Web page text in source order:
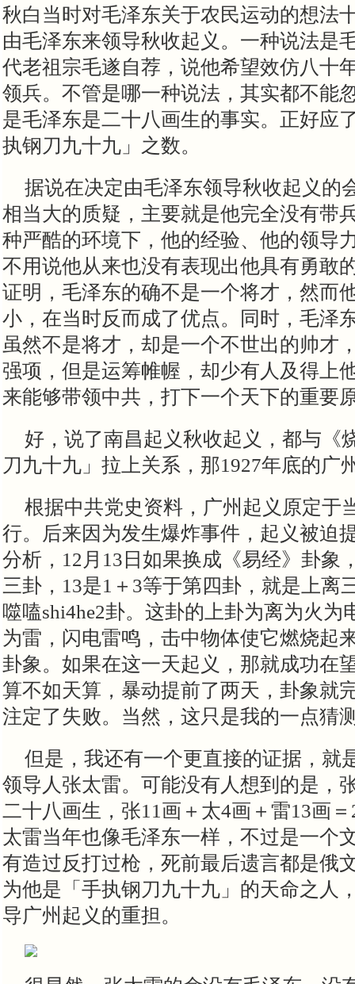
秋白当时对毛泽东关于农民运动的想法
由毛泽东来领导秋收起义。一种说法是
代老祖宗毛遂自荐，说他希望效仿八十
领兵。不管是哪一种说法，其实都不能
是毛泽东是二十八画生的事实。正好应
执钢刀九十九」之数。
据说在决定由毛泽东领导秋收起义的
相当大的质疑，主要就是他完全没有带
种严酷的环境下，他的经验、他的领导
不用说他从来也没有表现出他具有勇敢
证明，毛泽东的确不是一个将才，然而
小，在当时反而成了优点。同时，毛泽
虽然不是将才，却是一个不世出的帅才
强项，但是运筹帷幄，却少有人及得上
来能够带领中共，打下一个天下的重要
好，说了南昌起义秋收起义，都与《
刀九十九」拉上关系，那1927年底的广
根据中共党史资料，广州起义原定于
行。后来因为发生爆炸事件，起义被迫
分析，12月13日如果换成《易经》卦象
三卦，13是1＋3等于第四卦，就是上离
噬嗑shi4he2卦。这卦的上卦为离为火为
为雷，闪电雷鸣，击中物体使它燃烧起
卦象。如果在这一天起义，那就成功在
算不如天算，暴动提前了两天，卦象就
注定了失败。当然，这只是我的一点猜
但是，我还有一个更直接的证据，就
领导人张太雷。可能没有人想到的是，
二十八画生，张11画＋太4画＋雷13画
太雷当年也像毛泽东一样，不过是一个
有造过反打过枪，死前最后遗言都是俄
为他是「手执钢刀九十九」的天命之人
导广州起义的重担。